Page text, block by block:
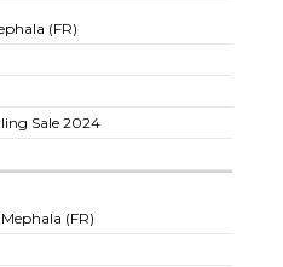
(FR)
Sale 2024
(FR)